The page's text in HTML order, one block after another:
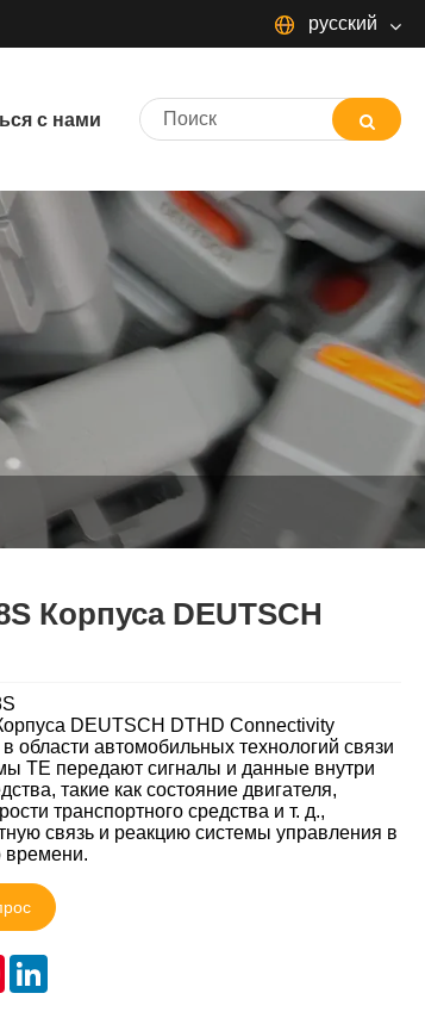
русский
с нами
Корпуса DEUTSCH
DEUTSCH DTHD Connectivity
области автомобильных технологий связи
TE передают сигналы и данные внутри
такие как состояние двигателя,
транспортного средства и т. д.,
связь и реакцию системы управления в
времени.
Pinterest